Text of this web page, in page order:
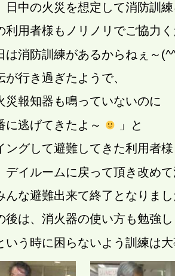
日中の火災を想定して消防訓
利用者様もノリノリでご協力
は消防訓練があるからねぇ～
が行き過ぎたようで、
災報知器も鳴っていないのに
に逃げてきたよ～
」と
ングして避難してきた利用者
デイルームに戻って頂き改め
んな避難出来て終了となりま
後は、消火器の使い方も勉強
いう時に困らないよう訓練は